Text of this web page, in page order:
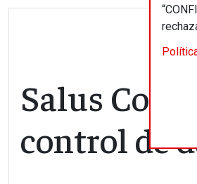
Salus
control de